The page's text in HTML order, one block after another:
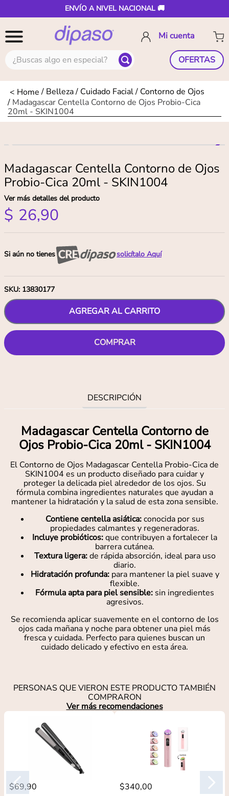
ENVÍO A NIVEL NACIONAL 🚚
¿Buscas algo en especial? OFERTAS
Belleza Cuidado Facial
Contorno de Ojos
Madagascar Centella Contorno de Ojos Probio-Cica
20ml - SKIN1004
Madagascar Centella Contorno de Ojos
Probio-Cica 20ml - SKIN1004
Ver más detalles del producto
$ 26,90
Si aún no tienes solicítalo Aquí
SKU: 13830177
AGREGAR AL CARRITO
COMPRAR
DESCRIPCIÓN
Madagascar Centella Contorno de
Ojos Probio-Cica 20ml - SKIN1004
El Contorno de Ojos Madagascar Centella Probio-Cica de
SKIN1004 es un producto diseñado para cuidar y
proteger la delicada piel alrededor de los ojos. Su
fórmula combina ingredientes naturales que ayudan a
mantener la hidratación y la salud de esta zona sensible.
Contiene centella asiática:conocida por sus
propiedades calmantes y regeneradoras.
Incluye probióticos:que contribuyen a fortalecer la
barrera cutánea.
Textura ligera:de rápida absorción, ideal para uso
diario.
Hidratación profunda:para mantener la piel suave y
flexible.
Fórmula apta para piel sensible: sin ingredientes
agresivos.
Se recomienda aplicar suavemente en el contorno de los
ojos cada mañana y noche para obtener una piel más
fresca y cuidada. Perfecto para quienes buscan un
cuidado delicado y efectivo en esta área.
PERSONAS QUE VIERON ESTE PRODUCTO TAMBIÉN
COMPRARON
Ver más recomendaciones
$69,90 $340,00